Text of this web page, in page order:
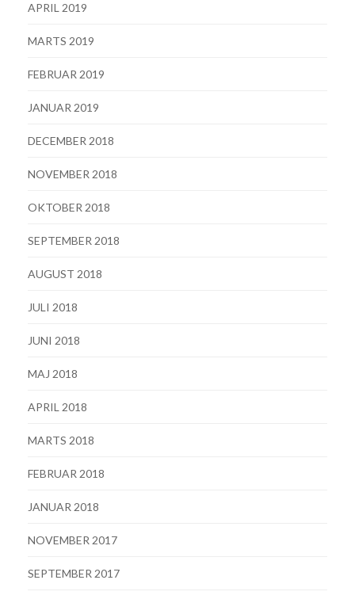
APRIL 2019
MARTS 2019
FEBRUAR 2019
JANUAR 2019
DECEMBER 2018
NOVEMBER 2018
OKTOBER 2018
SEPTEMBER 2018
AUGUST 2018
JULI 2018
JUNI 2018
MAJ 2018
APRIL 2018
MARTS 2018
FEBRUAR 2018
JANUAR 2018
NOVEMBER 2017
SEPTEMBER 2017